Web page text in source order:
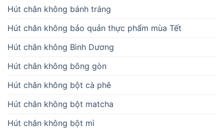
Hút chân không bánh tráng
Hút chân không bảo quản thực phẩm mùa Tết
Hút chân không Bình Dương
Hút chân không bông gòn
Hút chân không bột cà phê
Hút chân không bột matcha
Hút chân không bột mì